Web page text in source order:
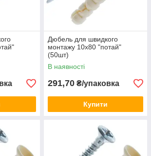
Дюбель для швидкого
монтажу 10х80 "потай"
(50шт)
В наявності
291,70 ₴/упаковка
Купити